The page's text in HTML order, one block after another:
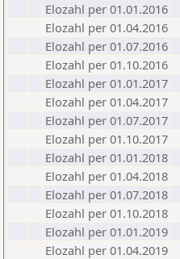
Elozahl per 01.01.2016
Elozahl per 01.04.2016
Elozahl per 01.07.2016
Elozahl per 01.10.2016
Elozahl per 01.01.2017
Elozahl per 01.04.2017
Elozahl per 01.07.2017
Elozahl per 01.10.2017
Elozahl per 01.01.2018
Elozahl per 01.04.2018
Elozahl per 01.07.2018
Elozahl per 01.10.2018
Elozahl per 01.01.2019
Elozahl per 01.04.2019